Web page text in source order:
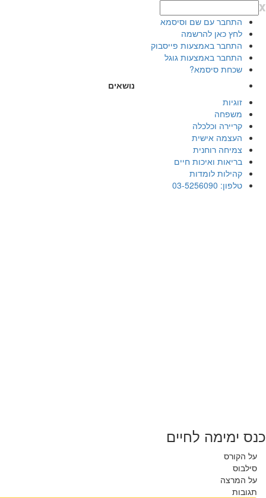
x
התחבר עם שם וסיסמא
לחץ כאן להרשמה
התחבר באמצעות פייסבוק
התחבר באמצעות גוגל
שכחת סיסמא?
נושאים
זוגיות
משפחה
קריירה וכלכלה
העצמה אישית
צמיחה רוחנית
בריאות ואיכות חיים
קהילות לומדות
טלפון: 03-5256090
כנס ימימה לחיים
על הקורס
סילבוס
על המרצה
תגובות